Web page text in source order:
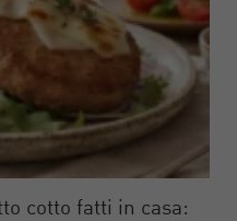
cotto fatti in casa: